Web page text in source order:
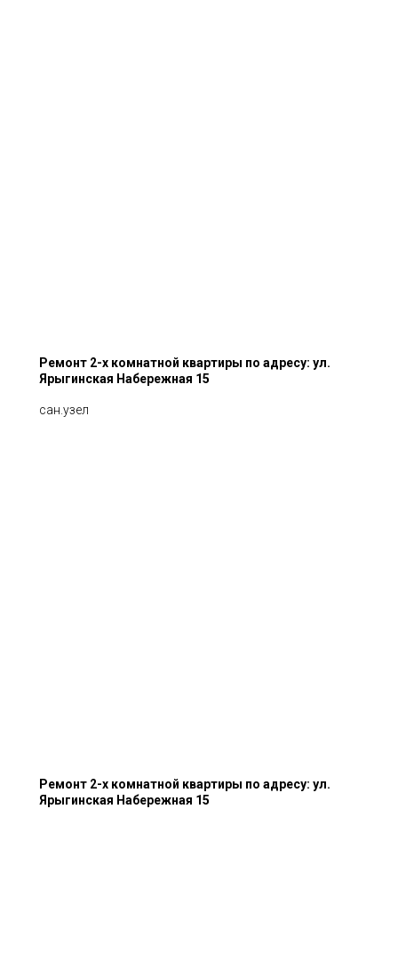
Ремонт 2-х комнатной квартиры по адресу: ул.
Ярыгинская Набережная 15
сан.узел
Ремонт 2-х комнатной квартиры по адресу: ул.
Ярыгинская Набережная 15